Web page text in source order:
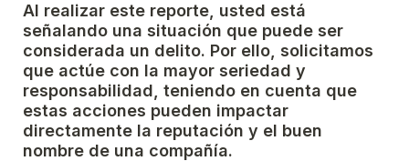
Al realizar este reporte, usted está
señalando una situación que puede ser
considerada un delito. Por ello, solicitamos
que actúe con la mayor seriedad y
responsabilidad, teniendo en cuenta que
estas acciones pueden impactar
directamente la reputación y el buen
nombre de una compañía.